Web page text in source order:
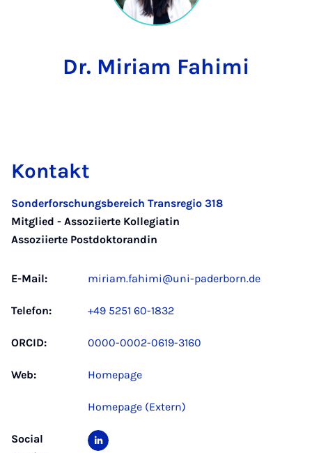
Dr. Miriam Fahimi
Kontakt
Sonderforschungsbereich Transregio 318
Mitglied - Assoziierte Kollegiatin
Assoziierte Postdoktorandin
E-Mail: miriam.fahimi@uni-paderborn.de
Telefon: +49 5251 60-1832
ORCID: 0000-0002-0619-3160
Web: Homepage
Homepage (Extern)
Social